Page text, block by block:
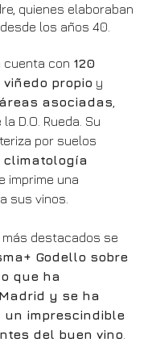
quienes elaboraban
los años 40.
cuenta con 120
propio y
asociadas
D.O. Rueda. Su
por suelos
imprime una
sus vinos.
destacados se
Godello sobre
que ha
y se ha
un imprescindible
del buen vino